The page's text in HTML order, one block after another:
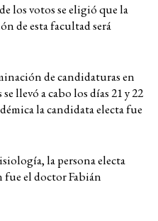
los votos se eligió que la
de esta facultad será
de candidaturas en
llevó a cabo los días 21 y 22
la candidata electa fue
la persona electa
el doctor Fabián